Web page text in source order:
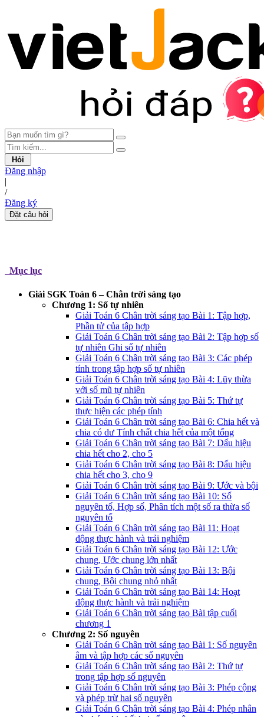
Hỏi
Đăng nhập
|
/
Đăng ký
Đặt câu hỏi
Mục lục
Giải SGK Toán 6 – Chân trời sáng tạo
Chương 1: Số tự nhiên
Giải Toán 6 Chân trời sáng tạo Bài 1: Tập hợp,
Phần tử của tập hợp
Giải Toán 6 Chân trời sáng tạo Bài 2: Tập hợp số
tự nhiên Ghi số tự nhiên
Giải Toán 6 Chân trời sáng tạo Bài 3: Các phép
tính trong tập hợp số tự nhiên
Giải Toán 6 Chân trời sáng tạo Bài 4: Lũy thừa
với số mũ tự nhiên
Giải Toán 6 Chân trời sáng tạo Bài 5: Thứ tự
thực hiện các phép tính
Giải Toán 6 Chân trời sáng tạo Bài 6: Chia hết và
chia có dư Tính chất chia hết của một tổng
Giải Toán 6 Chân trời sáng tạo Bài 7: Dấu hiệu
chia hết cho 2, cho 5
Giải Toán 6 Chân trời sáng tạo Bài 8: Dấu hiệu
chia hết cho 3, cho 9
Giải Toán 6 Chân trời sáng tạo Bài 9: Ước và bội
Giải Toán 6 Chân trời sáng tạo Bài 10: Số
nguyên tố, Hợp số, Phân tích một số ra thừa số
nguyên tố
Giải Toán 6 Chân trời sáng tạo Bài 11: Hoạt
động thực hành và trải nghiệm
Giải Toán 6 Chân trời sáng tạo Bài 12: Ước
chung, Ước chung lớn nhất
Giải Toán 6 Chân trời sáng tạo Bài 13: Bội
chung, Bội chung nhỏ nhất
Giải Toán 6 Chân trời sáng tạo Bài 14: Hoạt
động thực hành và trải nghiệm
Giải Toán 6 Chân trời sáng tạo Bài tập cuối
chương 1
Chương 2: Số nguyên
Giải Toán 6 Chân trời sáng tạo Bài 1: Số nguyên
âm và tập hợp các số nguyên
Giải Toán 6 Chân trời sáng tạo Bài 2: Thứ tự
trong tập hợp số nguyên
Giải Toán 6 Chân trời sáng tạo Bài 3: Phép cộng
và phép trừ hai số nguyên
Giải Toán 6 Chân trời sáng tạo Bài 4: Phép nhân